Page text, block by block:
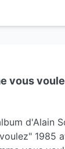
vous
d'Alain
1985